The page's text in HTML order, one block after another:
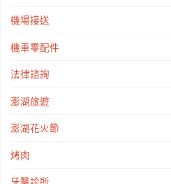
機場接送
機車零配件
法律諮詢
澎湖旅遊
澎湖花火節
烤肉